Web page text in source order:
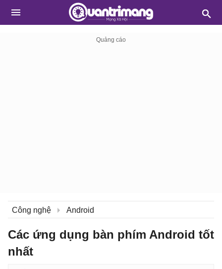
Công nghệ Android
Các ứng dụng bàn phím Android tốt
nhất